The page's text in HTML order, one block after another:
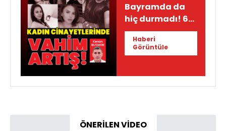
Bayramda da
hiç durmadı! 6
ayda vahim
tablo
Haberi
Görüntüle
ÖNERİLEN VİDEO